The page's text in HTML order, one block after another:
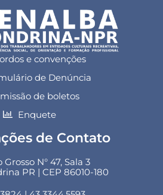
e convenções
de Denúncia
de boletos
Enquete
de Contato
N° 47, Sala 3
PR | CEP 86010-180